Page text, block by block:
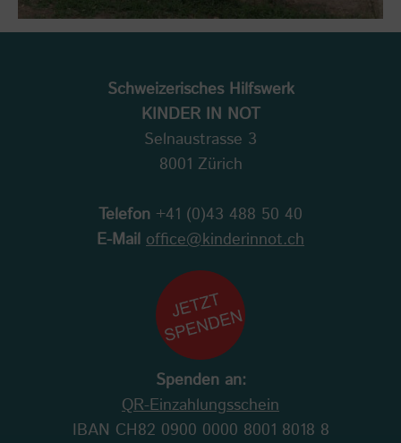
Schweizerisches Hilfswerk
KINDER IN NOT
Selnaustrasse 3
8001 Zürich
Telefon +41 (0)43 488 50 40
E-Mail office@kinderinnot.ch
Spenden an:
QR-Einzahlungsschein
IBAN CH82 0900 0000 8001 8018 8